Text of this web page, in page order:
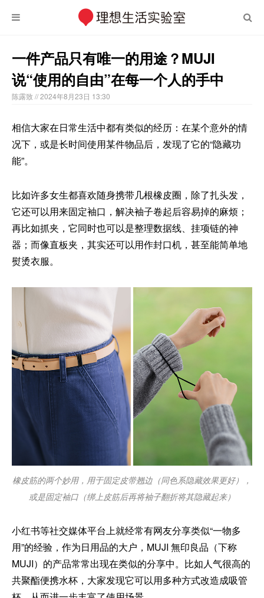
一件产品只有唯一的用途？MUJI
说“使用的自由”在每一个人的手中
陈露致// 2024年8月23日 13:30
相信大家在日常生活中都有类似的经历：在某个意外的情
况下，或是长时间使用某件物品后，发现了它的“隐藏功
能”。
比如许多女生都喜欢随身携带几根橡皮圈，除了扎头发，
它还可以用来固定袖口，解决袖子卷起后容易掉的麻烦；
再比如抓夹，它同时也可以是整理数据线、挂项链的神
器；而像直板夹，其实还可以用作封口机，甚至能简单地
熨烫衣服。
橡皮筋的两个妙用，用于固定皮带翘边（同色系隐藏效果更好），
或是固定袖口（绑上皮筋后再将袖子翻折将其隐藏起来）
小红书等社交媒体平台上就经常有网友分享类似“一物多
用”的经验，作为日用品的大户，MUJI 無印良品（下称
MUJI）的产品常常出现在类似的分享中。比如人气很高的
共聚酯便携水杯，大家发现它可以用多种方式改造成吸管